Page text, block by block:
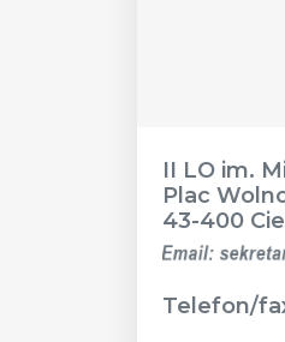
II LO im.
Plac
43-400
Telefon/